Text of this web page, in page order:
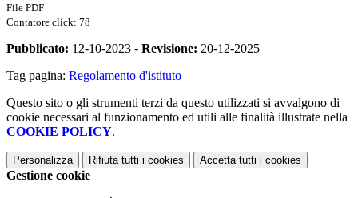
File PDF
Contatore click: 78
Pubblicato: 12-10-2023 - Revisione: 20-12-2025
Tag pagina: Regolamento d'istituto
Questo sito o gli strumenti terzi da questo utilizzati si avvalgono di
cookie necessari al funzionamento ed utili alle finalità illustrate nella
COOKIE POLICY.
Personalizza Rifiuta tutti i cookies Accetta tutti i cookies
Gestione cookie